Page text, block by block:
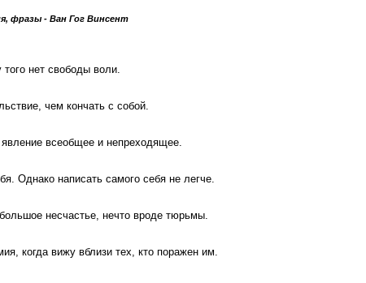
фразы - Ван Гог Винсент
нет свободы воли.
чем кончать с собой.
всеобщее и непреходящее.
Однако написать самого себя не легче.
несчастье, нечто вроде тюрьмы.
когда вижу вблизи тех, кто поражен им.